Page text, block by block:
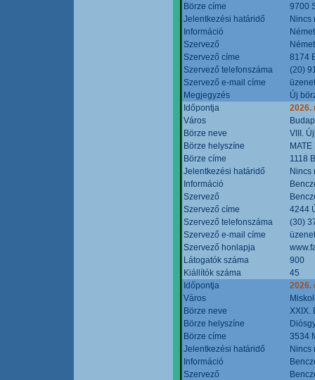
Börze címe
9700
Jelentkezési határidő
Nincs
Információ
Szervező
Szervező címe
8174
Szervező telefonszáma
(20)
Szervező e-mail címe
Megjegyzés
Új
Időpontja
2026.
Város
Börze neve
VIII.
Börze helyszíne
Börze címe
1118
Jelentkezési határidő
Nincs
Információ
Szervező
Szervező címe
4244
Szervező telefonszáma
(30)
Szervező e-mail címe
Szervező honlapja
Látogatók száma
900
Kiállítók száma
45
Időpontja
2026.
Város
Börze neve
XXIX.
Börze helyszíne
Börze címe
3534
Jelentkezési határidő
Nincs
Információ
Szervező